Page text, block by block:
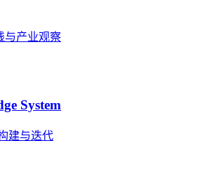
与产业观察
System
建与迭代